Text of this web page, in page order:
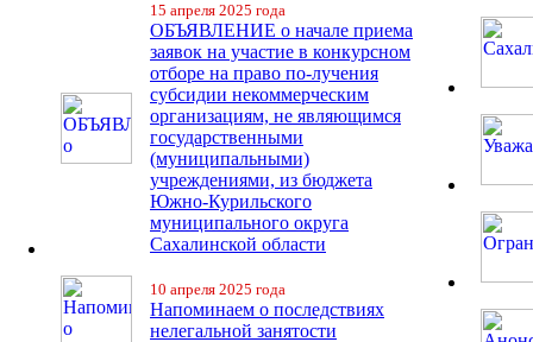
15 апреля 2025 года
ОБЪЯВЛЕНИЕ о начале приема
заявок на участие в конкурсном
отборе на право по-лучения
субсидии некоммерческим
организациям, не являющимся
государственными
(муниципальными)
учреждениями, из бюджета
Южно-Курильского
муниципального округа
Сахалинской области
10 апреля 2025 года
Напоминаем о последствиях
нелегальной занятости